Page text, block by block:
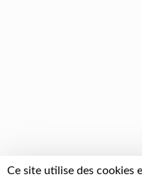
Ce site utilise des cookies